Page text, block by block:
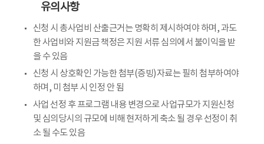
유의사항
신청 시 총사업비 산출근거는 명확히 제시하여야 하며, 과도
한 사업비와 지원금 책정은 지원 서류 심의에서 불이익을 받
을 수 있음
신청 시 상호확인 가능한 첨부(증빙)자료는 필히 첨부하여야
하며, 미 첨부 시 인정 안 됨
사업 선정 후 프로그램 내용 변경으로 사업규모가 지원신청
및 심의당시의 규모에 비해 현저하게 축소 될 경우 선정이 취
소 될 수도 있음